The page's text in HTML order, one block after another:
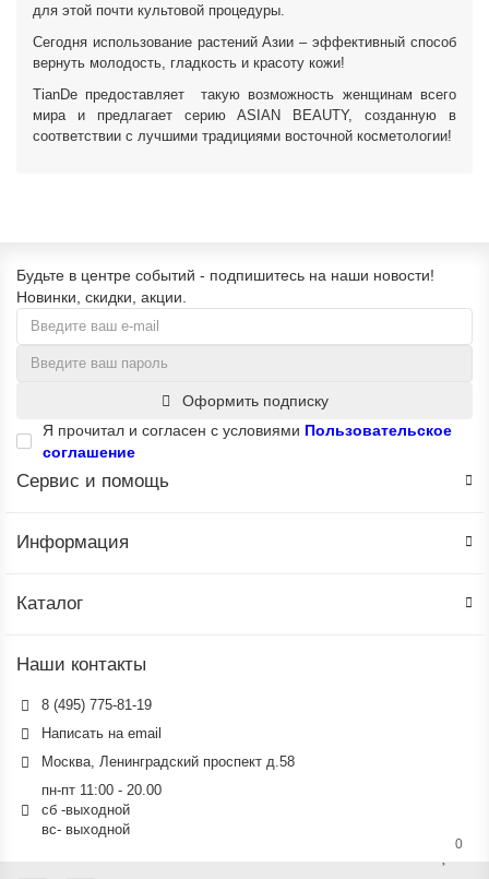
для этой почти культовой процедуры.
Сегодня использование растений Азии – эффективный способ
вернуть молодость, гладкость и красоту кожи!
TianDe предоставляет такую возможность женщинам всего
мира и предлагает серию ASIAN BEAUTY, созданную в
соответствии с лучшими традициями восточной косметологии!
Будьте в центре событий - подпишитесь на наши новости!
Новинки, скидки, акции.
Оформить подписку
Я прочитал и согласен с условиями Пользовательское
соглашение
Сервис и помощь
Информация
Каталог
Наши контакты
8 (495) 775-81-19
Написать на email
Москва, Ленинградский проспект д.58
пн-пт 11:00 - 20.00
сб -выходной
вс- выходной
0